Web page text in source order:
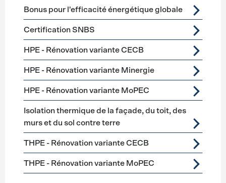
Bonus pour l'efficacité énergétique globale
Certification SNBS
HPE - Rénovation variante CECB
HPE - Rénovation variante Minergie
HPE - Rénovation variante MoPEC
Isolation thermique de la façade, du toit, des
murs et du sol contre terre
THPE - Rénovation variante CECB
THPE - Rénovation variante MoPEC